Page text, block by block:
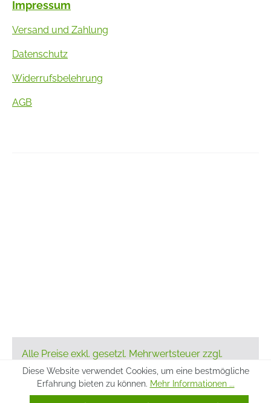
Impressum
Versand und Zahlung
Datenschutz
Widerrufsbelehrung
AGB
Alle Preise exkl. gesetzl. Mehrwertsteuer zzgl.
Versandkostenund ggf. Nachnahmegebühren,
wenn nicht anders angegeben.
Diese Website verwendet Cookies, um eine bestmögliche
Erfahrung bieten zu können. Mehr Informationen ...